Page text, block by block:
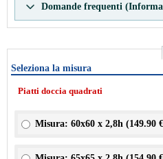
Domande frequenti
Seleziona la misura
Piatti doccia quadrati
Misura: 60x60 x 2,8h (149.90 €